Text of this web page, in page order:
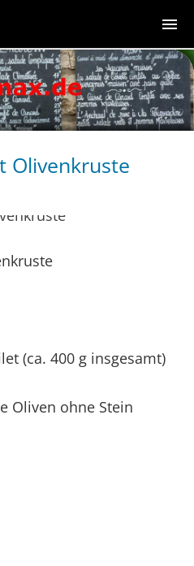
Olivenkruste
(ca. 400 g insgesamt)
Oliven ohne Stein